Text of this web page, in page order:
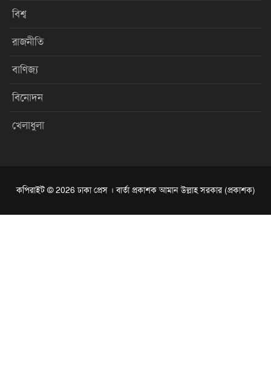
বিশ্ব
রাজনীতি
বাণিজ্য
বিনোদন
খেলাধুলা
কপিরাইট © 2026 ঢাকা প্রেস । বার্তা প্রকাশক আমান উল্লাহ সরকার (প্রকাশক)